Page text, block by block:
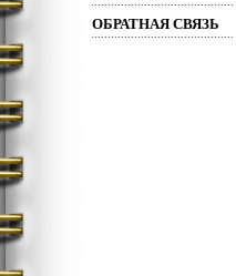
ОБРАТНАЯ СВЯЗЬ